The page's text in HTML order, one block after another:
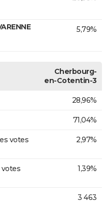
5,79%
Cherbourg-
en-Cotentin-3
28,96%
71,04%
votes
2,97%
1,39%
3 463